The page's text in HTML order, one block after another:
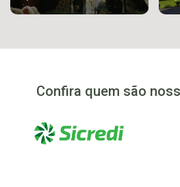
Confira quem são